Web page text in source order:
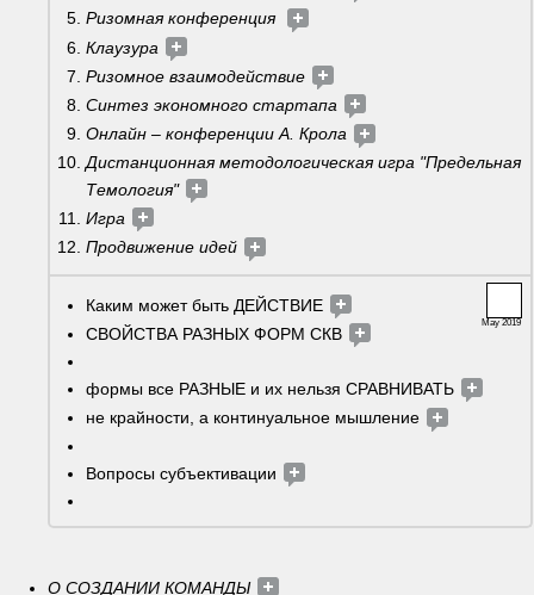
Ризомная конференция
Клаузура
Ризомное взаимодействие
Синтез экономного стартапа
Онлайн – конференции А. Крола
Дистанционная методологическая игра "Предельная
Темология"
Игра
Продвижение идей
May 2019
Каким может быть ДЕЙСТВИЕ
СВОЙСТВА РАЗНЫХ ФОРМ СКВ
формы все РАЗНЫЕ и их нельзя СРАВНИВАТЬ
не крайности, а континуальное мышление
Вопросы субъективации
О СОЗДАНИИ КОМАНДЫ